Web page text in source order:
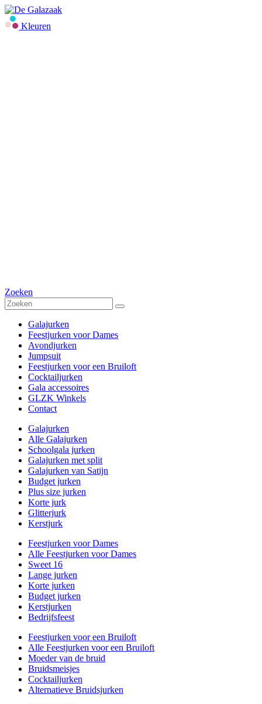
Kleuren
Zoeken
Galajurken
Feestjurken voor Dames
Avondjurken
Jumpsuit
Feestjurken voor een Bruiloft
Cocktailjurken
Gala accessoires
GLZK Winkels
Contact
Galajurken
Alle Galajurken
Schoolgala jurken
Galajurken met split
Galajurken van Satijn
Budget jurken
Plus size jurken
Korte jurk
Glitterjurk
Kerstjurk
Feestjurken voor Dames
Alle Feestjurken voor Dames
Sweet 16
Lange jurken
Korte jurken
Budget jurken
Kerstjurken
Bedrijfsfeest
Feestjurken voor een Bruiloft
Alle Feestjurken voor een Bruiloft
Moeder van de bruid
Bruidsmeisjes
Cocktailjurken
Alternatieve Bruidsjurken